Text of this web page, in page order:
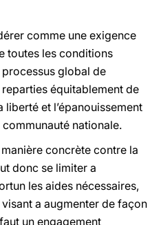
comme une exigence
toutes les conditions
global de
équitablement de
et l’épanouissement
nationale.
concrète contre la
donc se limiter a
les aides nécessaires,
a augmenter de façon
un engagement